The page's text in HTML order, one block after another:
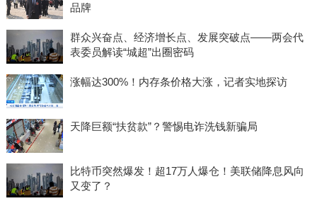
品牌
群众兴奋点、经济增长点、发展突破点——两会代
表委员解读“城超”出圈密码
涨幅达300%！内存条价格大涨，记者实地探访
天降巨额“扶贫款”？警惕电诈洗钱新骗局
比特币突然爆发！超17万人爆仓！美联储降息风向
又变了？